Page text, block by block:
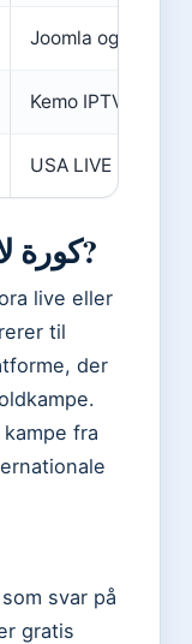
Joomla og mobil
Kemo IPTV (24
USA LIVE IPTV
Hvad er كورة لايف بث مباشر?
live eller
der
fra
svar på
gratis